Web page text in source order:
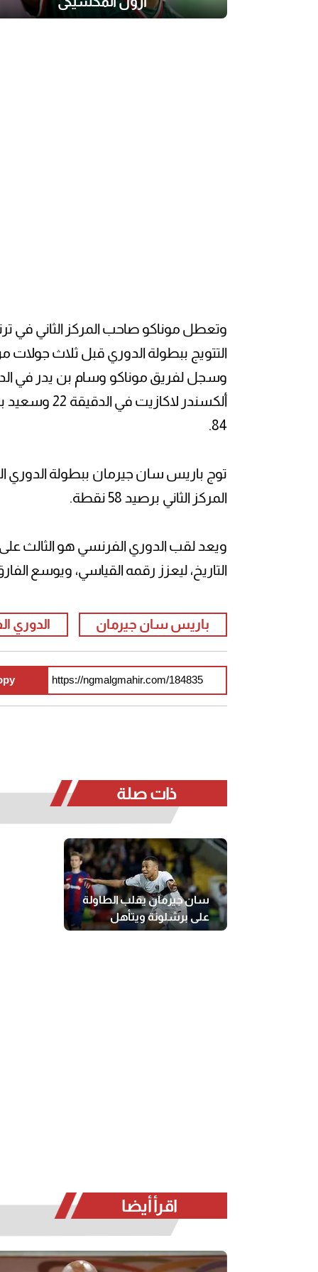
التتويج ببطولة الدوري قبل ثلاث جولات
84.
المركز الثاني برصيد 58 نقطة.
ويعد لقب الدوري الفرنسي هو الثالث
التاريخ، ليعزز رقمه القياسي، ويوسع الفارق عن
باريس سان جيرمان الدوري
ذات صلة
سان جيرمان يقلب الطاولة
على برشلونة ويتأهل
لنصف نهائي دوري أبطال
اقرأ أيضا